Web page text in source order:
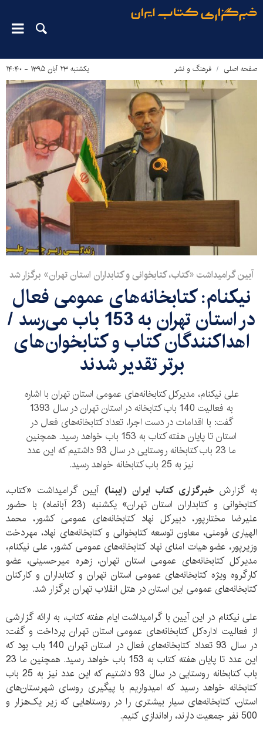
صفحه اصلی فرهنگ و نشر یکشنبه ۲۳ آبان ۱۳۹۵ - ۱۴:۴۰
آیین گرامیداشت «کتاب، کتابخوانی و کتابداران استان تهران» برگزار شد
نیکنام: کتابخانه‌های عمومی فعال
در استان تهران به 153 باب می‌رسد /
اهداکنندگان کتاب و کتابخوان‌های
برتر تقدیر شدند
علی نیکنام، مدیرکل کتابخانه‌های عمومی استان تهران با اشاره
به فعالیت 140 باب کتابخانه در استان تهران در سال 1393
گفت: با اقدامات در دست اجرا، تعداد کتابخانه‌های فعال در
استان تا پایان هفته کتاب به 153 باب خواهد رسید. همچنین
ما 23 باب کتابخانه روستایی در سال 93 داشتیم که این عدد
نیز به 25 باب کتابخانه خواهد رسید.
به گزارشخبرگزاری کتاب ایران (ایبنا) آیین گرامیداشت «کتاب،
کتابخوانی و کتابداران استان تهران» یکشنبه (23 آبانماه) با حضور
علیرضا مختارپور، دبیرکل نهاد کتابخانه‌های عمومی کشور، محمد
الهیاری فومنی، معاون توسعه کتابخوانی و کتابخانه‌های نهاد، مهردخت
وزیرپور، عضو هیات امنای نهاد کتابخانه‌های عمومی کشور، علی نیکنام،
مدیرکل کتابخانه‌های عمومی استان تهران، زهره میرحسینی، عضو
کارگروه ویژه کتابخانه‌های عمومی استان تهران و کتابداران و کارکنان
کتابخانه‌های عمومی این استان در هتل انقلاب تهران برگزار شد.
علی نیکنام در این آیین با گرامیداشت ایام هفته کتاب، به ارائه گزارشی
از فعالیت اداره‌کل کتابخانه‌های عمومی استان تهران پرداخت و گفت:
در سال 93 تعداد کتابخانه‌های فعال در استان تهران 140 باب بود که
این عدد تا پایان هفته کتاب به 153 باب خواهد رسید. همچنین ما 23
باب کتابخانه روستایی در سال 93 داشتیم که این عدد نیز به 25 باب
کتابخانه خواهد رسید که امیدواریم با پیگیری روسای شهرستان‌های
استان، کتابخانه‌های سیار بیشتری را در روستاهایی که زیر یک‌هزار و
500 نفر جمعیت دارند، راه‌اندازی کنیم.